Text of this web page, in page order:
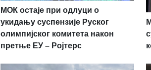
МОК остаје при одлуци о
укидању суспензије Руског
олимпијског комитета након
претње ЕУ – Ројтерс